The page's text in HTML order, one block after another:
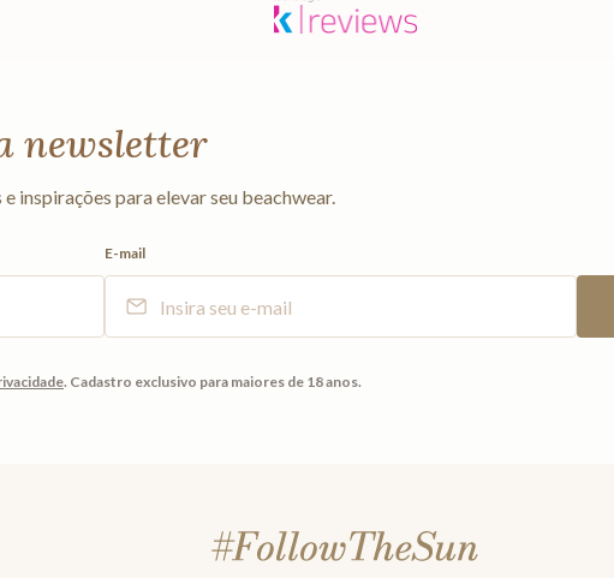
newsletter
inspirações para elevar seu beachwear.
E-mail
. Cadastro exclusivo para maiores de 18 anos.